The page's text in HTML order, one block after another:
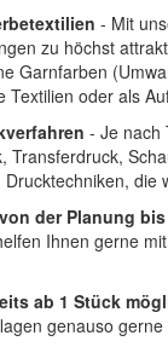
- Mit
zu höchst
Garnfarben
Textilien oder als
- Je nach
Transferdruck,
der Planung
Ihnen gerne
ab 1 Stück
genauso